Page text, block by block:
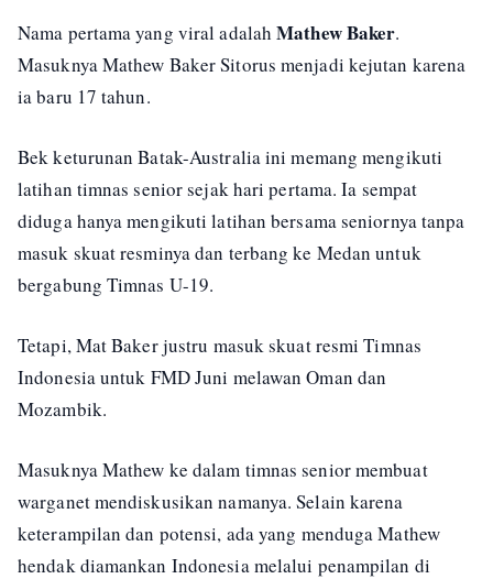
Nama pertama yang viral adalahMathew Baker.
Masuknya Mathew Baker Sitorus menjadi kejutan karena
ia baru 17 tahun.
Bek keturunan Batak-Australia ini memang mengikuti
latihan timnas senior sejak hari pertama. Ia sempat
diduga hanya mengikuti latihan bersama seniornya tanpa
masuk skuat resminya dan terbang ke Medan untuk
bergabung Timnas U-19.
Tetapi, Mat Baker justru masuk skuat resmi Timnas
Indonesia untuk FMD Juni melawan Oman dan
Mozambik.
Masuknya Mathew ke dalam timnas senior membuat
warganet mendiskusikan namanya. Selain karena
keterampilan dan potensi, ada yang menduga Mathew
hendak diamankan Indonesia melalui penampilan di